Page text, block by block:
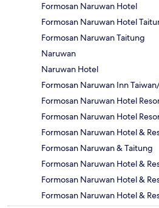
Formosan Naruwan Hotel
Formosan Naruwan Hotel
Formosan Naruwan Taitung
Naruwan
Naruwan Hotel
Formosan Naruwan Inn
Formosan Naruwan Hotel
Formosan Naruwan Hotel
Formosan Naruwan Hotel &
Formosan Naruwan & Taitung
Formosan Naruwan Hotel &
Formosan Naruwan Hotel &
Formosan Naruwan Hotel &